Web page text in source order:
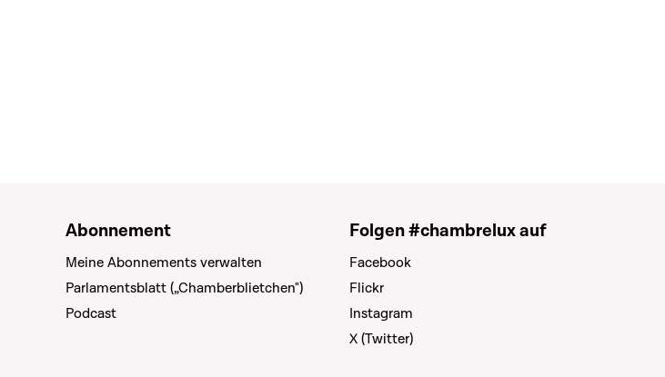
Abonnement
Meine Abonnements verwalten
Parlamentsblatt („Chamberblietchen")
Podcast
Folgen #chambrelux auf
Facebook
Flickr
Instagram
X (Twitter)